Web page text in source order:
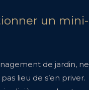
un
de jardin,
pas lieu de s’en priver.